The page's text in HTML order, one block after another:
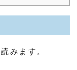
みます。